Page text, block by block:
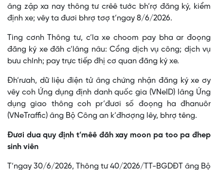
âng zập xa nay thông tư crêê tước bh’rợ đăng ký, kiểm
định xe; vêy ta đươi bhrợ tơợ t’ngay 8/6/2026.
Ting cơnh Thông tư, c’la xe choom pay bha ar đoọng
đăng ký xe đăh c’lâng nâu: Cổng dịch vụ công; dịch vụ
bưu chính; pay trực tiếp đhị cơ quan đăng ký xe.
Đh’rưah, dữ liệu điện tử âng chứng nhận đăng ký xe ơy
vêy coh Ứng dụng định danh quốc gia (VNeID) lâng Ứng
dụng giao thông coh pr’đươi số đoọng ha đhanuôr
(VNeTraffic) âng Bộ Công an k’đhơợng lêy, bhrợ têng.
Đươi dua quy định t’mêê đăh xay moon pa too pa đhep
sinh viên
T’ngay 30/6/2026, Thông tư 40/2026/TT-BGDĐT âng Bộ